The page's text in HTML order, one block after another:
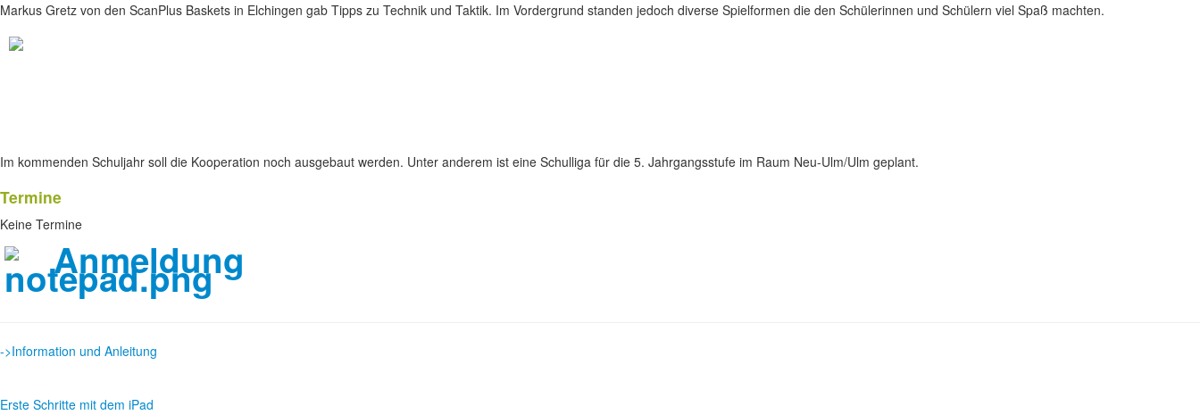
Markus Gretz von den ScanPlus Baskets in Elchingen gab Tipps zu Technik und Taktik. Im Vordergrund standen jedoch diverse Spielformen die den Schülerinnen und Schülern viel Spaß machten.
Im kommenden Schuljahr soll die Kooperation noch ausgebaut werden. Unter anderem ist eine Schulliga für die 5. Jahrgangsstufe im Raum Neu-Ulm/Ulm geplant.
Termine
Keine Termine
Anmeldung
->Information und Anleitung
Erste Schritte mit dem iPad